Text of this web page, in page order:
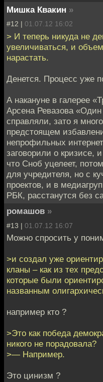
Мишка Квакин »
#12 | 01.07.12 16:02
> И теперь никуда не
увеличиваться, и
нарастать.
Денется. Процесс уже
А накануне в галерее
Арсена Ревазова
справляли, зато я
предстоящем
непрофильных
заговорили о кризисе,
что Сноб уцелеет,
для учредителя, но с
проектов, и в
РБК, расстанутся без
ромашов »
#13 | 01.07.12 16:07
Можно спросить у
>и создал уже
кланы – как из тех
которые были
названным
например кто ?
>Это как победа
никого не порадовала?
>— Например.
Это цинизм ?